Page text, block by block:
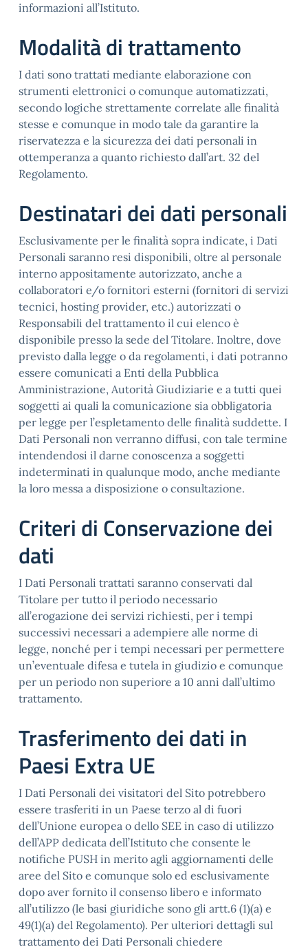
informazioni all’Istituto.
Modalità di trattamento
I dati sono trattati mediante elaborazione con
strumenti elettronici o comunque automatizzati,
secondo logiche strettamente correlate alle finalità
stesse e comunque in modo tale da garantire la
riservatezza e la sicurezza dei dati personali in
ottemperanza a quanto richiesto dall’art. 32 del
Regolamento.
Destinatari dei dati personali
Esclusivamente per le finalità sopra indicate, i Dati
Personali saranno resi disponibili, oltre al personale
interno appositamente autorizzato, anche a
collaboratori e/o fornitori esterni (fornitori di servizi
tecnici, hosting provider, etc.) autorizzati o
Responsabili del trattamento il cui elenco è
disponibile presso la sede del Titolare. Inoltre, dove
previsto dalla legge o da regolamenti, i dati potranno
essere comunicati a Enti della Pubblica
Amministrazione, Autorità Giudiziarie e a tutti quei
soggetti ai quali la comunicazione sia obbligatoria
per legge per l’espletamento delle finalità suddette. I
Dati Personali non verranno diffusi, con tale termine
intendendosi il darne conoscenza a soggetti
indeterminati in qualunque modo, anche mediante
la loro messa a disposizione o consultazione.
Criteri di Conservazione dei
dati
I Dati Personali trattati saranno conservati dal
Titolare per tutto il periodo necessario
all’erogazione dei servizi richiesti, per i tempi
successivi necessari a adempiere alle norme di
legge, nonché per i tempi necessari per permettere
un’eventuale difesa e tutela in giudizio e comunque
per un periodo non superiore a 10 anni dall’ultimo
trattamento.
Trasferimento dei dati in
Paesi Extra UE
I Dati Personali dei visitatori del Sito potrebbero
essere trasferiti in un Paese terzo al di fuori
dell’Unione europea o dello SEE in caso di utilizzo
dell’APP dedicata dell’Istituto che consente le
notifiche PUSH in merito agli aggiornamenti delle
aree del Sito e comunque solo ed esclusivamente
dopo aver fornito il consenso libero e informato
all’utilizzo (le basi giuridiche sono gli artt.6 (1)(a) e
49(1)(a) del Regolamento). Per ulteriori dettagli sul
trattamento dei Dati Personali chiedere